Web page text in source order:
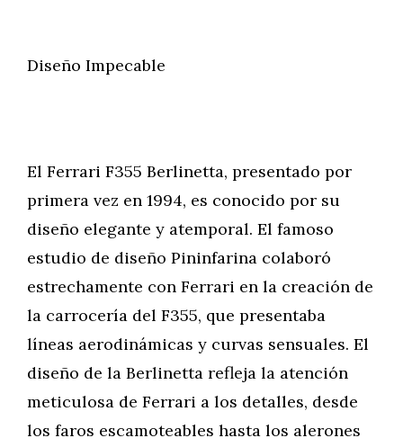
Diseño Impecable
El Ferrari F355 Berlinetta, presentado por
primera vez en 1994, es conocido por su
diseño elegante y atemporal. El famoso
estudio de diseño Pininfarina colaboró
estrechamente con Ferrari en la creación de
la carrocería del F355, que presentaba
líneas aerodinámicas y curvas sensuales. El
diseño de la Berlinetta refleja la atención
meticulosa de Ferrari a los detalles, desde
los faros escamoteables hasta los alerones